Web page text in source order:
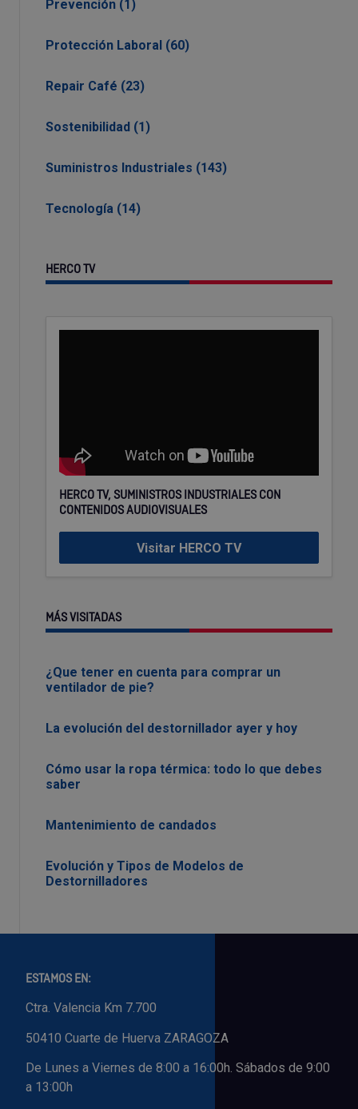
Prevención (1)
Protección Laboral (60)
Repair Café (23)
Sostenibilidad (1)
Suministros Industriales (143)
Tecnología (14)
HERCO TV
HERCO TV, SUMINISTROS INDUSTRIALES CON
CONTENIDOS AUDIOVISUALES
Visitar HERCO TV
MÁS VISITADAS
¿Que tener en cuenta para comprar un
ventilador de pie?
La evolución del destornillador ayer y hoy
Cómo usar la ropa térmica: todo lo que debes
saber
Mantenimiento de candados
Evolución y Tipos de Modelos de
Destornilladores
ESTAMOS EN:
Ctra. Valencia Km 7.700
50410 Cuarte de Huerva ZARAGOZA
De Lunes a Viernes de 8:00 a 16:00h. Sábados de 9:00
a 13:00h